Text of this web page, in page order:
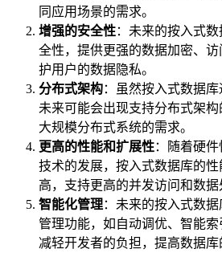
同应用场景的需求。
增强的安全性：未来的按入式
全性，提供更强的数据加密、
护用户的数据隐私。
分布式架构：虽然按入式数据
未来可能会出现支持分布式架
大规模分布式系统的需求。
更高的性能和扩展性：随着硬
技术的发展，按入式数据库的
高，支持更高的并发访问和数据
智能化管理：未来的按入式数
管理功能，如自动调优、智能索
减轻开发者的负担，提高数据库